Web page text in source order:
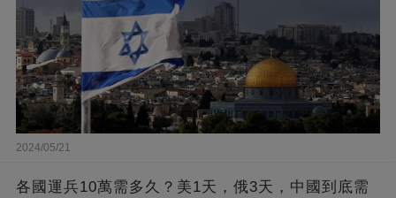
2024/05/21
各國運兵10萬需多久？美1天，俄3天，中國到底需